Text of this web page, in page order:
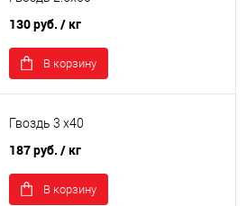
130 руб. / кг
В корзину
Гвоздь 3 х40
187 руб. / кг
В корзину